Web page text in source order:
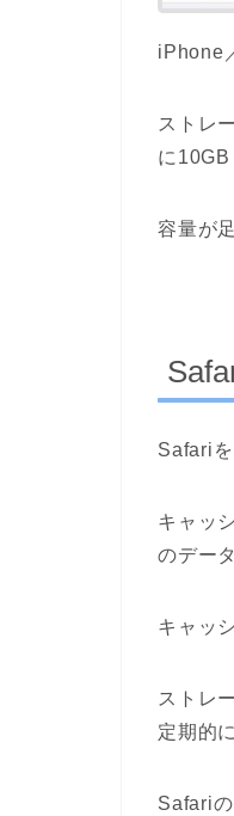
iPhone
ストレ
に
容量が
Safari
キャッ
のデー
キャッ
ストレ
定期的
Safari